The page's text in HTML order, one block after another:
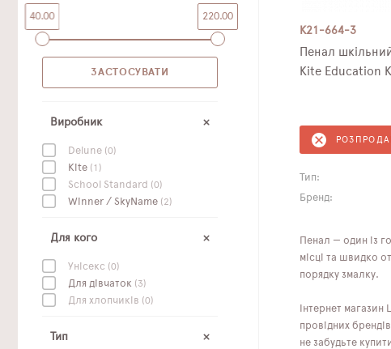
40.00 220.00
Виробник
Delune (0)
Kite (1)
School Standard (0)
Winner / SkyName (2)
Для кого
Унісекс (0)
Для дівчаток (3)
Для хлопчиків (0)
Тип
K21-664-3
Пенал
Kite Education
Тип:
Бренд:
Пенал — один із
місці та швидко
порядку змалку.
Інтернет
провідних
не забудьте